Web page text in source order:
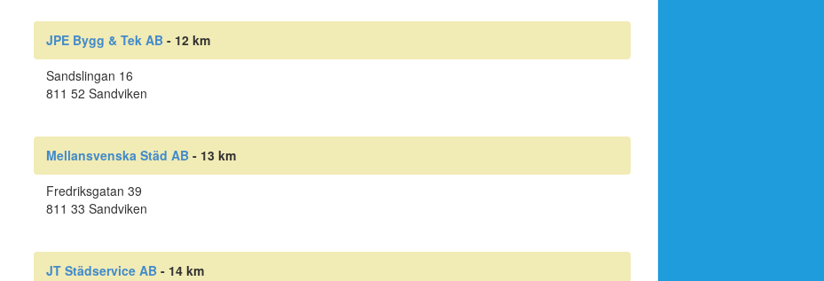
JPE Bygg & Tek AB- 12 km
Sandslingan 16
811 52 Sandviken
Mellansvenska Städ AB- 13 km
Fredriksgatan 39
811 33 Sandviken
JT Städservice AB- 14 km